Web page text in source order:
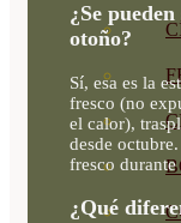
¿Se
otoño?
Sí, esa es la
fresco (no
el calor),
desde
fresco
¿Qué